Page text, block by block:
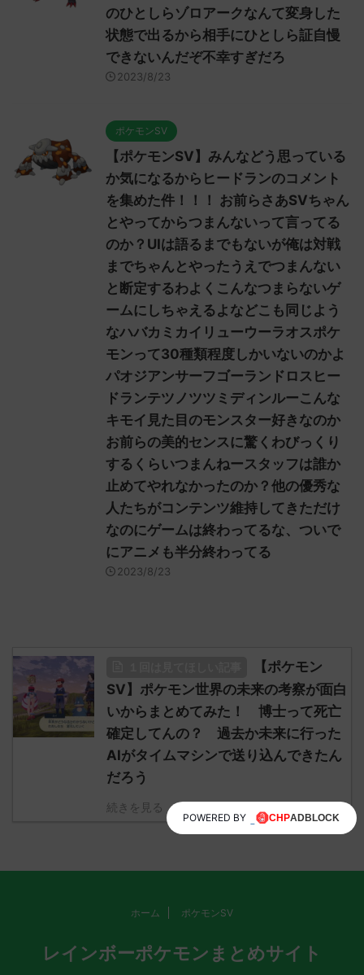
のひとしらゾロアークなんて変身した
状態で出るから相手にひとしら証自慢
できないんだぞ不幸すぎだろ
2023/8/23
ポケモンSV
【ポケモンSV】みんなどう思っている
か気になるからヒードランのコメント
を集めた件！！！ お前らさあSVちゃん
とやってからつまんないって言ってる
のか？UIは語るまでもないが俺は対戦
までちゃんとやったうえでつまんない
と断定するわよくこんなつまらないゲ
ームにしちゃえるよなどこも同じよう
なハバカミカイリューウーラオスポケ
モンって30種類程度しかいないのかよ
パオジアンサーフゴーランドロスヒー
ドランテツノツツミディンルーこんな
キモイ見た目のモンスター好きなのか
お前らの美的センスに驚くわびっくり
するくらいつまんねースタッフは誰か
止めてやれなかったのか？他の優秀な
人たちがコンテンツ維持してきただけ
なのにゲームは終わってるな、ついで
にアニメも半分終わってる
2023/8/23
【ポケモン
SV】ポケモン世界の未来の考察が面白
いからまとめてみた！ 博士って死亡
確定してんの？ 過去か未来に行った
AIがタイムマシンで送り込んできたん
だろう
続きを見る
ホーム ポケモンSV
レインボーポケモンまとめサイト
POWERED BY